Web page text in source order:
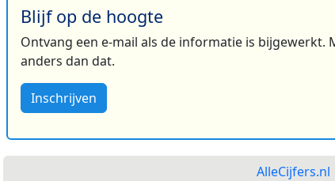
Blijf op de hoogte
Ontvang een e-mail als de informatie is bijgewerkt.
anders dan dat.
Inschrijven
AlleCijfers.nl